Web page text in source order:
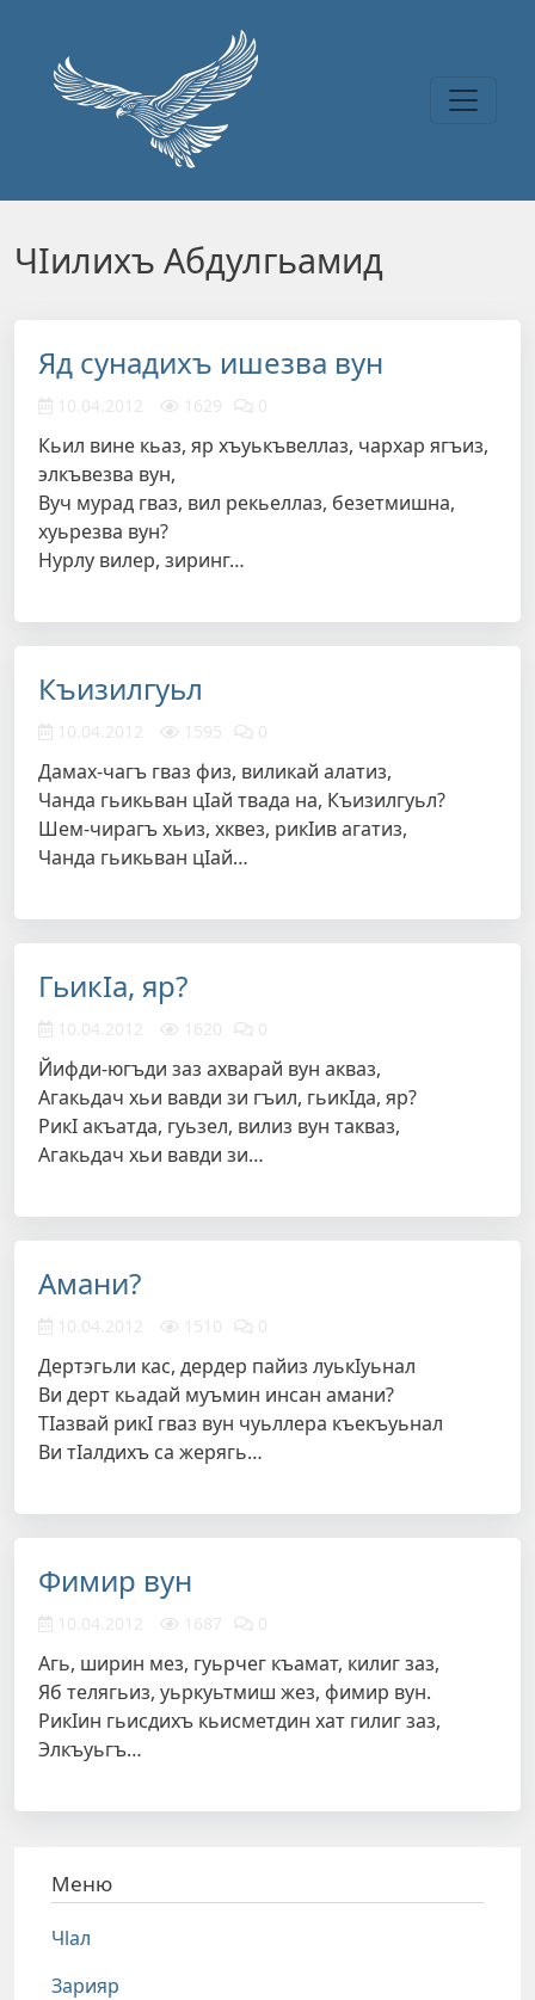
ЧIилихъ Абдулгьамид
Яд сунадихъ ишезва вун
10.04.2012 1629 0
Кьил вине кьаз, яр хъуькъвеллаз, чархар ягъиз,
элкъвезва вун,
Вуч мурад гваз, вил рекьеллаз, безетмишна,
хуьрезва вун?
Нурлу вилер, зиринг…
Къизилгуьл
10.04.2012 1595 0
Дамах-чагъ гваз физ, виликай алатиз,
Чанда гьикьван цIай твада на, Къизилгуьл?
Шем-чирагъ хьиз, хквез, рикIив агатиз,
Чанда гьикьван цIай…
ГьикIа, яр?
10.04.2012 1620 0
Йифди-югъди заз ахварай вун акваз,
Агакьдач хьи вавди зи гъил, гьикIда, яр?
РикI акъатда, гуьзел, вилиз вун такваз,
Агакьдач хьи вавди зи…
Амани?
10.04.2012 1510 0
Дертэгьли кас, дердер пайиз луькIуьнал
Ви дерт кьадай муъмин инсан амани?
ТIазвай рикI гваз вун чуьллера къекъуьнал
Ви тIалдихъ са жерягь…
Фимир вун
10.04.2012 1687 0
Агь, ширин мез, гуьрчег къамат, килиг заз,
Яб телягьиз, уьркуьтмиш жез, фимир вун.
РикIин гьисдихъ кьисметдин хат гилиг заз,
Элкъуьгъ…
Меню
Чlал
Зарияр